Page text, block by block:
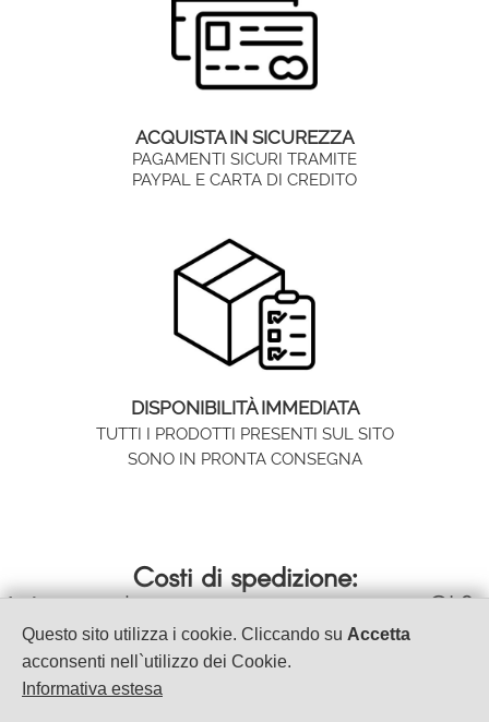
Questo sito utilizza i cookie. Cliccando su Accetta
acconsenti nell`utilizzo dei Cookie.
Informativa estesa
ACQUISTA IN SICUREZZA
PAGAMENTI SICURI TRAMITE
PAYPAL E CARTA DI CREDITO
DISPONIBILITÀ IMMEDIATA
TUTTI I PRODOTTI PRESENTI SUL SITO
SONO IN PRONTA CONSEGNA
Costi di spedizione:
Italia >spedizione con corriere espresso GLS
- 24/48 ore